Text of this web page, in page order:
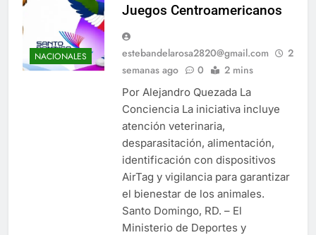
NACIONALES
Juegos Centroamericanos
estebandelarosa2820@gmail.com
2
semanas ago
0 2 mins
Por Alejandro Quezada La
Conciencia La iniciativa incluye
atención veterinaria,
desparasitación, alimentación,
identificación con dispositivos
AirTag y vigilancia para garantizar
el bienestar de los animales.
Santo Domingo, RD. – El
Ministerio de Deportes y